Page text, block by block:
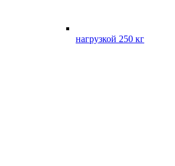
нагрузкой 250 кг